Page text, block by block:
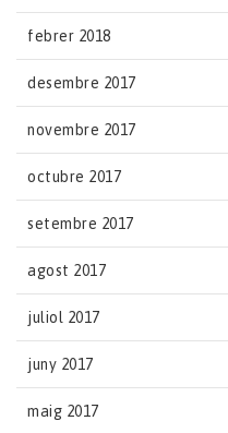
febrer 2018
desembre 2017
novembre 2017
octubre 2017
setembre 2017
agost 2017
juliol 2017
juny 2017
maig 2017